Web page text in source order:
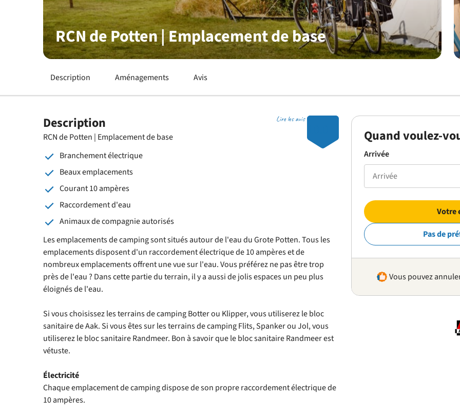
RCN de Potten | Emplacement de base
Description Aménagements Avis
Lire les avis
Description
RCN de Potten | Emplacement de base
Branchement électrique
Beaux emplacements
Courant 10 ampères
Raccordement d'eau
Animaux de compagnie autorisés
Les emplacements de camping sont situés autour de l'eau du Grote Potten. Tous les
emplacements disposent d'un raccordement électrique de 10 ampères et de
nombreux emplacements offrent une vue sur l'eau. Vous préférez ne pas être trop
près de l'eau ? Dans cette partie du terrain, il y a aussi de jolis espaces un peu plus
éloignés de l'eau.
Si vous choisissez les terrains de camping Botter ou Klipper, vous utiliserez le bloc
sanitaire de Aak. Si vous êtes sur les terrains de camping Flits, Spanker ou Jol, vous
utiliserez le bloc sanitaire Randmeer. Bon à savoir que le bloc sanitaire Randmeer est
vétuste.
Électricité
Chaque emplacement de camping dispose de son propre raccordement électrique de
10 ampères.
Quand voulez-
Arrivée
Votre
Pas de
Vous pouvez